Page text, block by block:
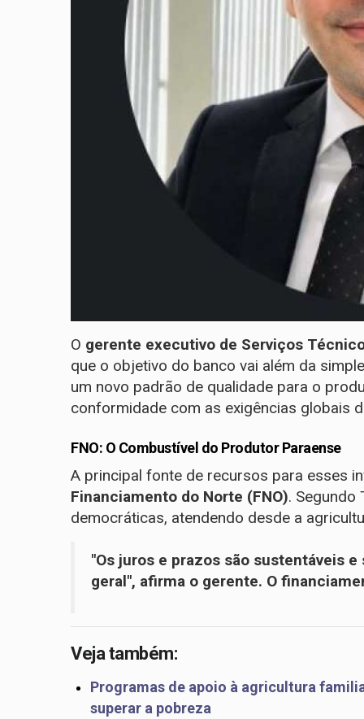
O gerente executivo de Serviços
que o objetivo do banco vai além da
um novo padrão de qualidade para o
conformidade com as exigências globais
FNO: O Combustível do Produtor Paraense
A principal fonte de recursos para esses
Financiamento do Norte (FNO). Segundo
democráticas, atendendo desde a
"Os juros e prazos são sustentáveis
geral", afirma o gerente. O
Veja também:
Programas de apoio à agricultura
superar a pobreza